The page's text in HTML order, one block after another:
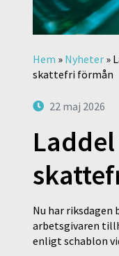
Hem » Nyheter »
skattefri förmån
22 maj 2026
Nu har
arbetsgivaren
enligt schablon